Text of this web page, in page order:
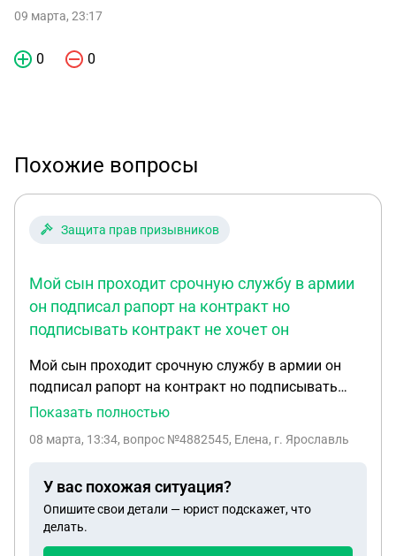
09 марта, 23:17
0 0
Похожие вопросы
Защита прав призывников
Мой сын проходит срочную службу в армии
он подписал рапорт на контракт но
подписывать контракт не хочет он
Мой сын проходит срочную службу в армии он
подписал рапорт на контракт но подписывать
контракт не хочет он хочет подать рапорт об
говорят мы сами подпишем контракт без твоего
Показать полностью
08 марта, 13:34, вопрос №4882545, Елена, г. Ярославль
У вас похожая ситуация?
Опишите свои детали — юрист подскажет, что
делать.